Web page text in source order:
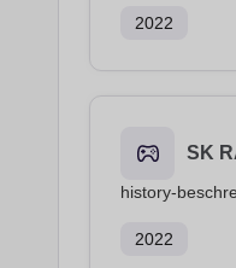
2022
SK
history-
2022